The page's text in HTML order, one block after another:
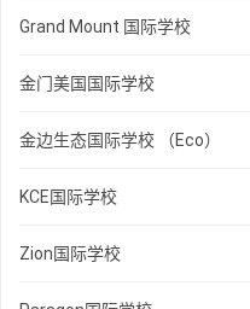
Grand Mount 国际学校
金门美国国际学校
金边生态国际学校 （Eco）
KCE国际学校
Zion国际学校